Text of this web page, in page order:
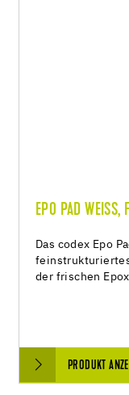
EPO PAD WEISS,
Das codex Epo
der frischen
PRODUKT